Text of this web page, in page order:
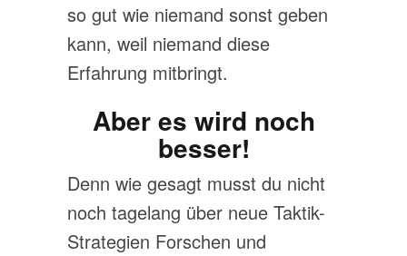
so gut wie niemand sonst geben
kann, weil niemand diese
Erfahrung mitbringt.
Aber es wird noch
besser!
Denn wie gesagt musst du nicht
noch tagelang über neue Taktik-
Strategien Forschen und